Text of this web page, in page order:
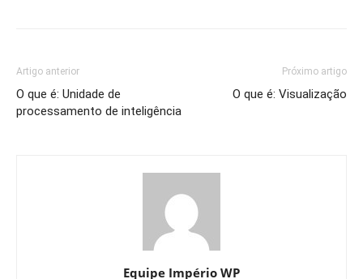
Artigo anterior
O que é: Unidade de
processamento de inteligência
Próximo artigo
O que é: Visualização
Equipe Império WP